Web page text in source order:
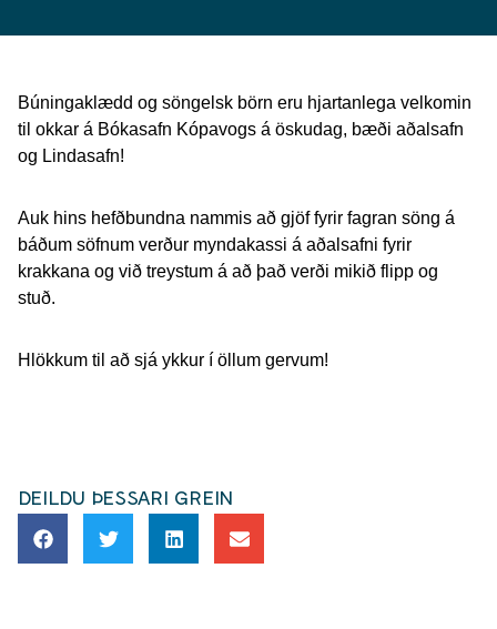
Búningaklædd og söngelsk börn eru hjartanlega velkomin
til okkar á Bókasafn Kópavogs á öskudag, bæði aðalsafn
og Lindasafn!
Auk hins hefðbundna nammis að gjöf fyrir fagran söng á
báðum söfnum verður myndakassi á aðalsafni fyrir
krakkana og við treystum á að það verði mikið flipp og
stuð.
Hlökkum til að sjá ykkur í öllum gervum!
DEILDU ÞESSARI GREIN